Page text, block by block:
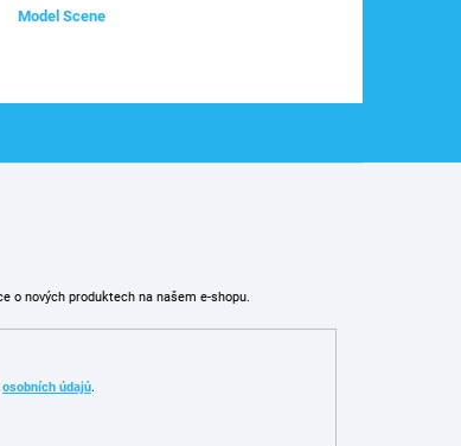
Model Scene
o nových produktech na našem e-shopu.
osobních údajů.